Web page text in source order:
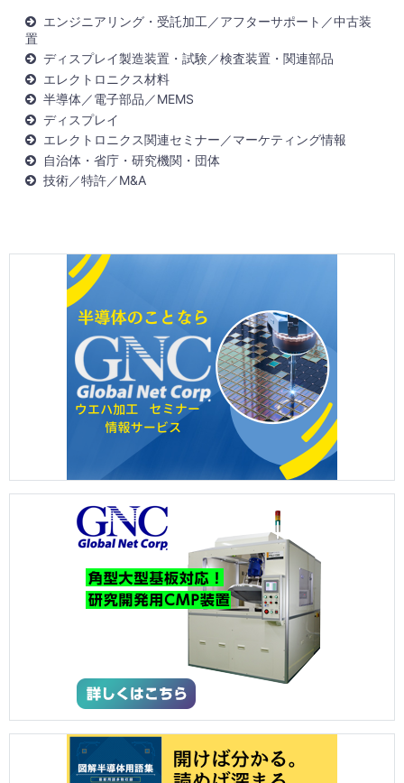
エンジニアリング・受託加工／アフターサポート／中古装
置
ディスプレイ製造装置・試験／検査装置・関連部品
エレクトロニクス材料
半導体／電子部品／MEMS
ディスプレイ
エレクトロニクス関連セミナー／マーケティング情報
自治体・省庁・研究機関・団体
技術／特許／M&A